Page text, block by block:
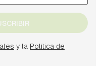
y la Política de